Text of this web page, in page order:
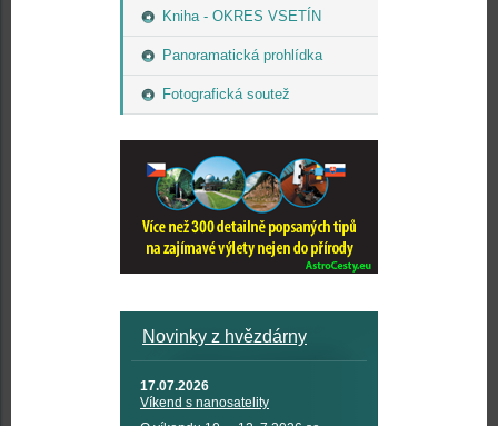
Kniha - OKRES VSETÍN
Panoramatická prohlídka
Fotografická soutež
Novinky z hvězdárny
17.07.2026
Víkend s nanosatelity